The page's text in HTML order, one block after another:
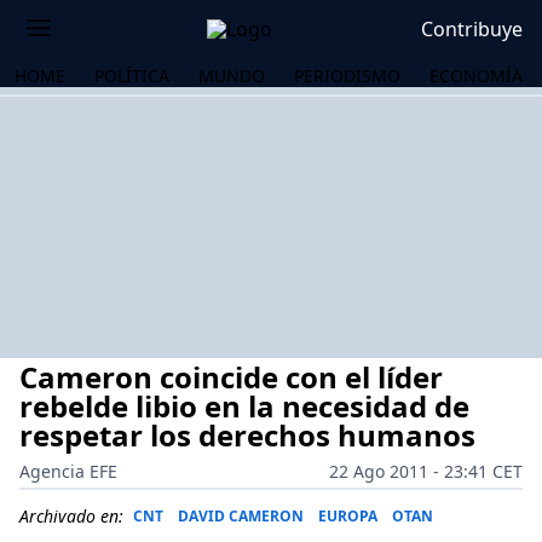
Contribuye
HOME POLÍTICA MUNDO PERIODISMO ECONOMÍA
Cameron coincide con el líder
rebelde libio en la necesidad de
respetar los derechos humanos
Agencia EFE
22 Ago 2011 - 23:41 CET
Archivado en: CNT DAVID CAMERON EUROPA OTAN